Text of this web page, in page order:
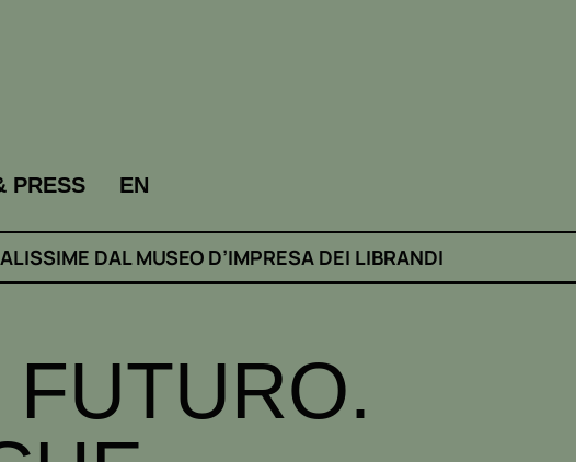
PRESS EN
DAL MUSEO D’IMPRESA DEI LIBRANDI